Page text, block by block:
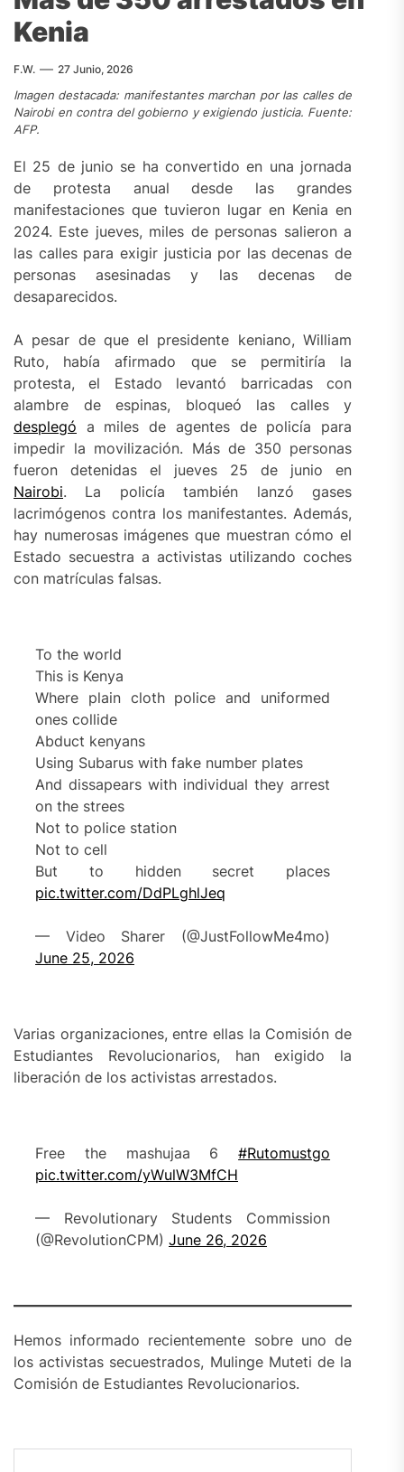
Kenia
F.W. 27 Junio, 2026
Imagen destacada: manifestantes marchan por las calles de
Nairobi en contra del gobierno y exigiendo justicia. Fuente:
AFP.
El 25 de junio se ha convertido en una jornada
de protesta anual desde las grandes
manifestaciones que tuvieron lugar en Kenia en
2024. Este jueves, miles de personas salieron a
las calles para exigir justicia por las decenas de
personas asesinadas y las decenas de
desaparecidos.
A pesar de que el presidente keniano, William
Ruto, había afirmado que se permitiría la
protesta, el Estado levantó barricadas con
alambre de espinas, bloqueó las calles y
desplegó a miles de agentes de policía para
impedir la movilización. Más de 350 personas
fueron detenidas el jueves 25 de junio en
Nairobi. La policía también lanzó gases
lacrimógenos contra los manifestantes. Además,
hay numerosas imágenes que muestran cómo el
Estado secuestra a activistas utilizando coches
con matrículas falsas.
To the world
This is Kenya
Where plain cloth police and uniformed
ones collide
Abduct kenyans
Using Subarus with fake number plates
And dissapears with individual they arrest
on the strees
Not to police station
Not to cell
But to hidden secret places
pic.twitter.com/DdPLghlJeq
— Video Sharer (@JustFollowMe4mo)
June 25, 2026
Varias organizaciones, entre ellas la Comisión de
Estudiantes Revolucionarios, han exigido la
liberación de los activistas arrestados.
Free the mashujaa 6#Rutomustgo
pic.twitter.com/yWulW3MfCH
— Revolutionary Students Commission
(@RevolutionCPM) June 26, 2026
Hemos informado recientemente sobre uno de
los activistas secuestrados, Mulinge Muteti de la
Comisión de Estudiantes Revolucionarios.